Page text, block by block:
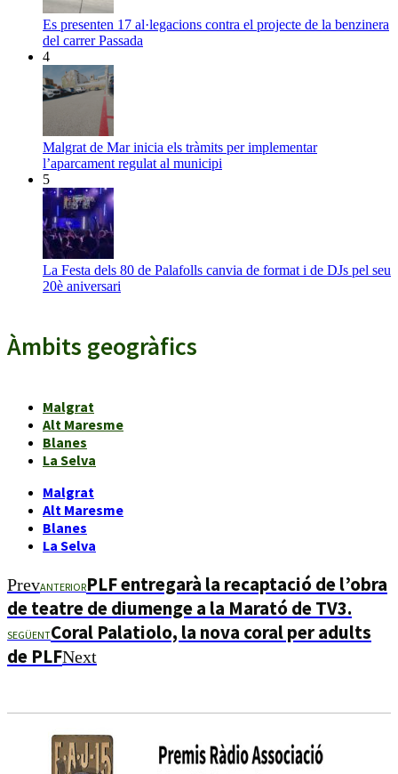
Es presenten 17 al·legacions contra el projecte de la benzinera
del carrer Passada
4
Malgrat de Mar inicia els tràmits per implementar
l’aparcament regulat al municipi
5
La Festa dels 80 de Palafolls canvia de format i de DJs pel seu
20è aniversari
Àmbits geogràfics
Malgrat
Alt Maresme
Blanes
La Selva
Malgrat
Alt Maresme
Blanes
La Selva
PrevANTERIORPLF entregarà la recaptació de l’obra
de teatre de diumenge a la Marató de TV3.
SEGÜENTCoral Palatiolo, la nova coral per adults
de PLFNext